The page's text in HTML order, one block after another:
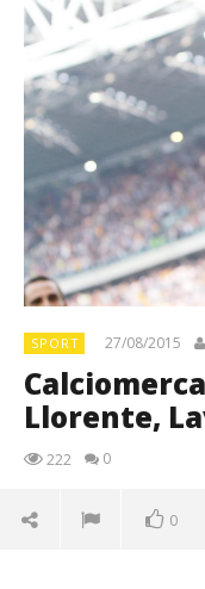
SPORT 27/08/2015
Llorente,
222 0
0